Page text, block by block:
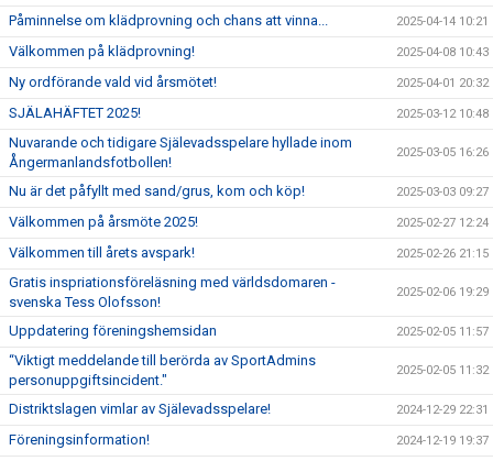
Påminnelse om klädprovning och chans att vinna... 2025-04-14 10:21
Välkommen på klädprovning! 2025-04-08 10:43
Ny ordförande vald vid årsmötet! 2025-04-01 20:32
SJÄLAHÄFTET 2025! 2025-03-12 10:48
Nuvarande och tidigare Själevadsspelare hyllade inom
Ångermanlandsfotbollen!
2025-03-05 16:26
Nu är det påfyllt med sand/grus, kom och köp! 2025-03-03 09:27
Välkommen på årsmöte 2025! 2025-02-27 12:24
Välkommen till årets avspark! 2025-02-26 21:15
Gratis inspriationsföreläsning med världsdomaren -
svenska Tess Olofsson!
2025-02-06 19:29
Uppdatering föreningshemsidan 2025-02-05 11:57
“Viktigt meddelande till berörda av SportAdmins
personuppgiftsincident."
2025-02-05 11:32
Distriktslagen vimlar av Själevadsspelare! 2024-12-29 22:31
Föreningsinformation! 2024-12-19 19:37